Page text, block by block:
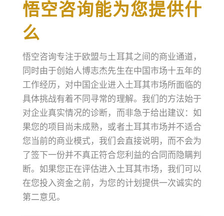
悟空咨询能为您提供什
么
悟空咨询专注于欧盟与土耳其之间的商业通道，
同时由于创始人博志杰先生在中国市场十五年的
工作经历，对中国企业进入土耳其市场所面临的
具体挑战有着不同寻常的理解。我们的方法始于
对企业真实情况的诊断，而非急于给出建议：如
果您的项目尚未成熟，或者土耳其市场并不适合
您当前的商业模式，我们会直接说明，而不会为
了签下一份并不真正符合您利益的合同而隐瞒判
断。如果您正在评估进入土耳其市场，我们可以
在您投入资金之前，为您的计划提供一次诚实的
第二意见。